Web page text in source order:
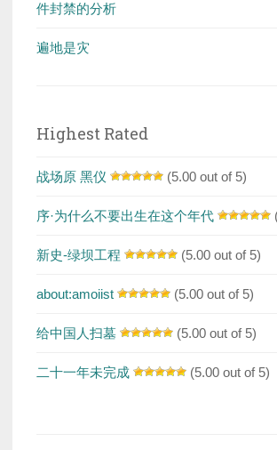
件封禁的分析
遍地是灾
Highest Rated
战场原 黑仪 (5.00 out of 5)
序·为什么不要出生在这个年代
新史-绿坝工程 (5.00 out of 5)
about:amoiist (5.00 out of 5)
给中国人扫墓 (5.00 out of 5)
二十一年未完成 (5.00 out of 5)